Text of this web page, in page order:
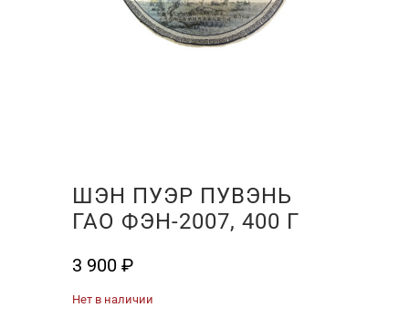
ШЭН ПУЭР ПУВЭНЬ
ГАО ФЭН-2007, 400 Г
3 900 ₽
Нет в наличии